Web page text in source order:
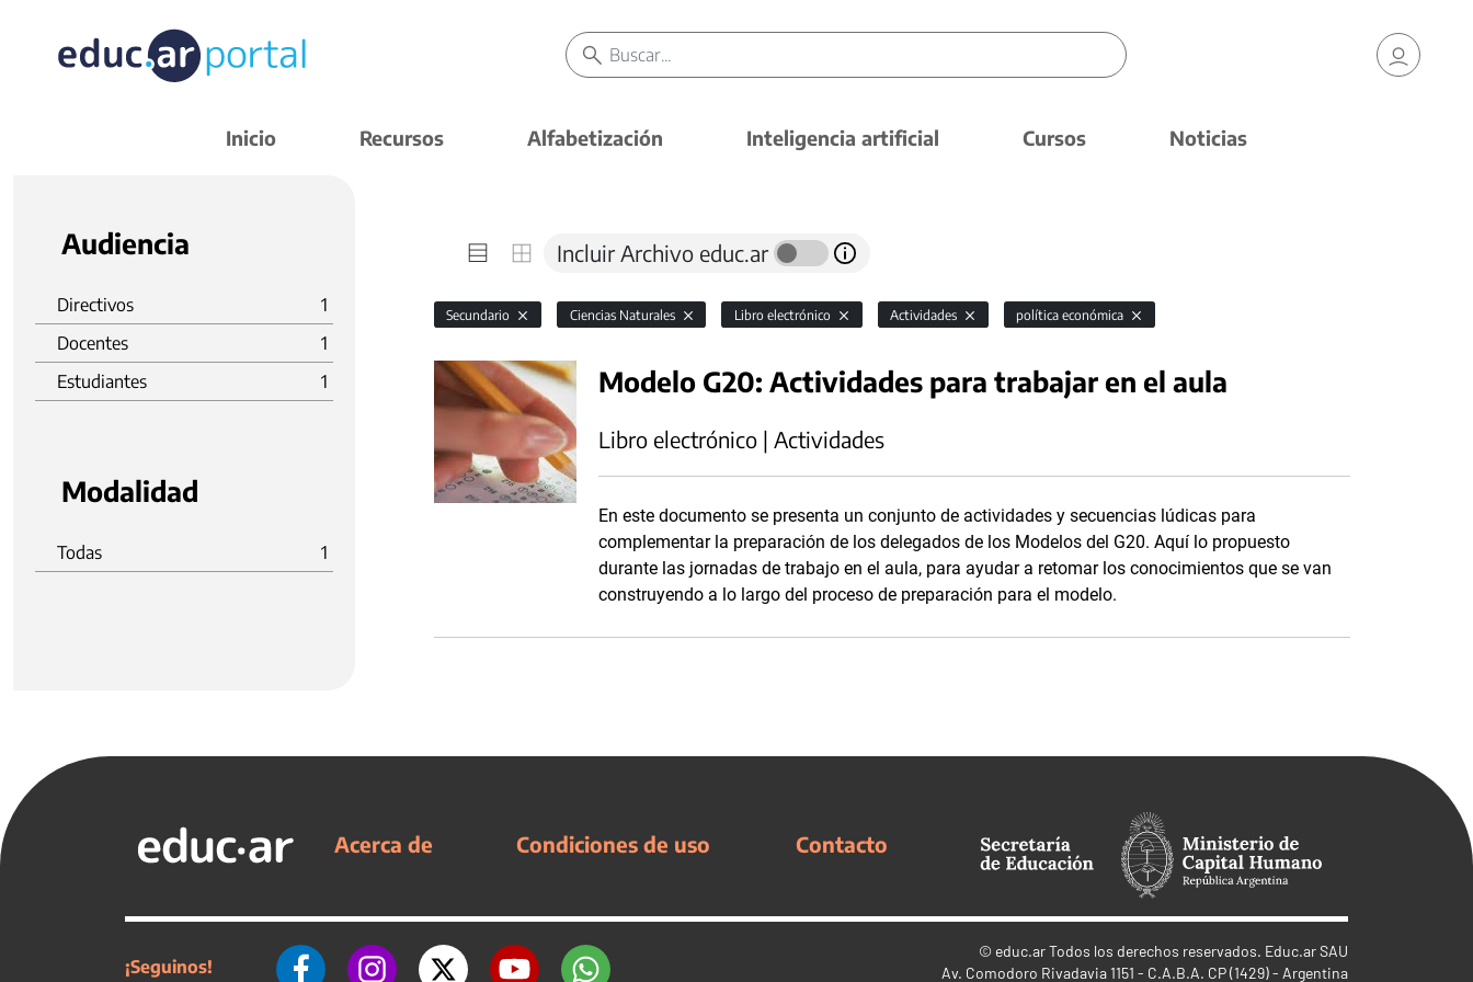
Inicio Recursos Alfabetización Inteligencia artificial Cursos Noticias
Audiencia
Directivos
1
Docentes
1
Estudiantes
1
Modalidad
Todas 1
Incluir Archivo educ.ar
Secundario Ciencias Naturales Libro electrónico Actividades política económica
Modelo G20: Actividades para trabajar en el aula
Libro electrónico | Actividades
En este documento se presenta un conjunto de actividades y secuencias lúdicas para
complementar la preparación de los delegados de los Modelos del G20. Aquí lo propuesto
durante las jornadas de trabajo en el aula, para ayudar a retomar los conocimientos que se van
construyendo a lo largo del proceso de preparación para el modelo.
Acerca de Condiciones de uso Contacto
¡Seguinos!
© educ.arTodos los derechos reservados. Educ.ar SAU
Av. Comodoro Rivadavia 1151 - C.A.B.A. CP (1429) - Argentina